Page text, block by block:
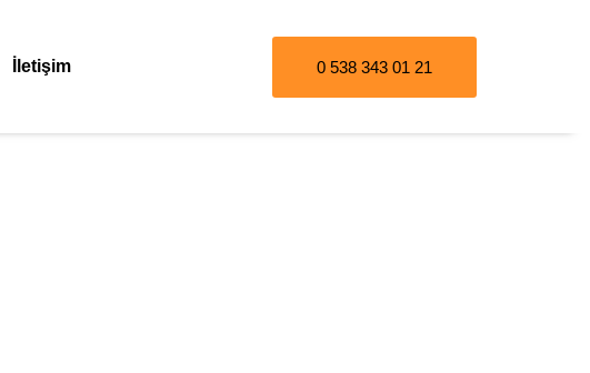
İletişim 0 538 343 01 21